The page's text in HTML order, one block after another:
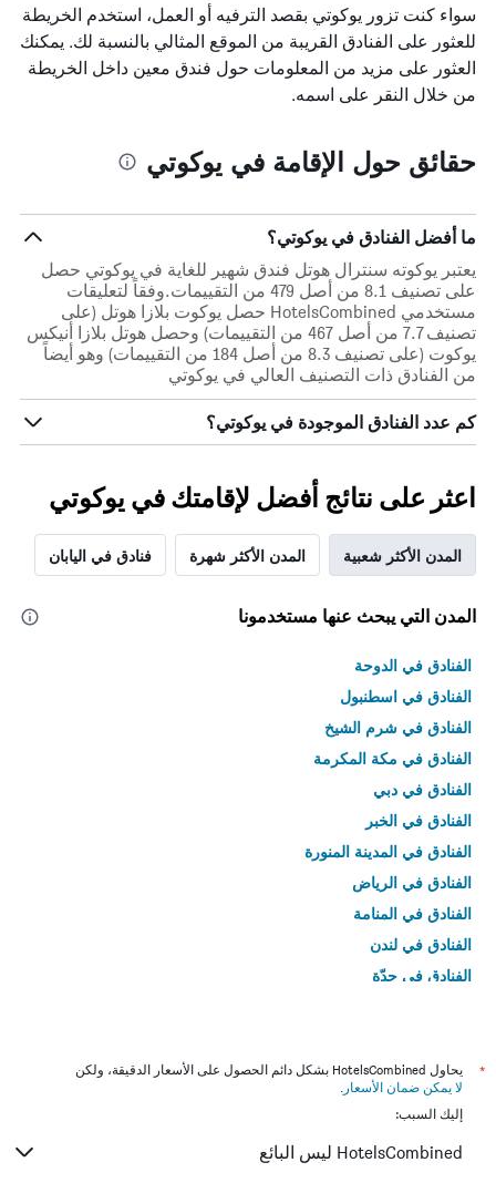
سواء كنت تزور يوكوتي بقصد الترفيه أو العمل، استخدم الخريطة
للعثور على الفنادق القريبة من الموقع المثالي بالنسبة لك. يمكنك
العثور على مزيد من المعلومات حول فندق معين داخل الخريطة
من خلال النقر على اسمه.
حقائق حول الإقامة في يوكوتي
ما أفضل الفنادق في يوكوتي؟
يعتبر يوكوته سنترال هوتل فندق شهير للغاية في يوكوتي حصل
على تصنيف 8.1 من أصل 479 من التقييمات.وفقاً لتعليقات
مستخدمي HotelsCombined حصل يوكوت بلازا هوتل (على
تصنيف 7.7 من أصل 467 من التقييمات) وحصل هوتل بلازا أنيكس
يوكوت (على تصنيف 8.3 من أصل 184 من التقييمات) وهو أيضاً
من الفنادق ذات التصنيف العالي في يوكوتي
كم عدد الفنادق الموجودة في يوكوتي؟
اعثر على نتائج أفضل لإقامتك في يوكوتي
المدن الأكثر شعبية المدن الأكثر شهرة فنادق في اليابان
المدن التي يبحث عنها مستخدمونا
الفنادق في الدوحة
الفنادق في اسطنبول
الفنادق في شرم الشيخ
الفنادق في مكة المكرمة
الفنادق في دبي
الفنادق في الخبر
الفنادق في المدينة المنورة
الفنادق في الرياض
الفنادق في المنامة
الفنادق في لندن
الفنادق في جدّة
*
يحاول HotelsCombined بشكل دائم الحصول على الأسعار الدقيقة، ولكن
لا يمكن ضمان الأسعار .
إليك السبب:
HotelsCombined ليس البائع